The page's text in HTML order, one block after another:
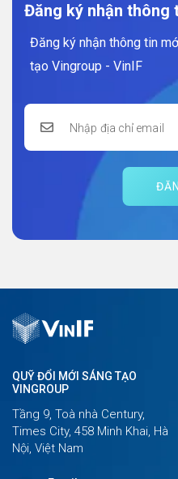
Đăng ký nhận thông
Đăng ký nhận thông tin
tạo Vingroup - VinIF
QUỸ ĐỔI MỚI SÁNG TẠO
VINGROUP
Tầng 9, Toà nhà Century,
Times City, 458 Minh Khai, Hà
Nội, Việt Nam